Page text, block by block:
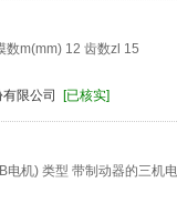
数m(mm) 12 齿数zl 15
限公司
[已核实]
电机) 类型 带制动器的三机